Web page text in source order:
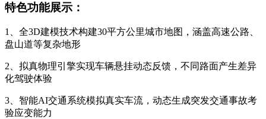
特色功能展示：
1、全3D建模技术构建30平方公里城市地图，涵盖高速公路、
盘山道等复杂地形
2、拟真物理引擎实现车辆悬挂动态反馈，不同路面产生差异
化驾驶体验
3、智能AI交通系统模拟真实车流，动态生成突发交通事故考
验应变能力